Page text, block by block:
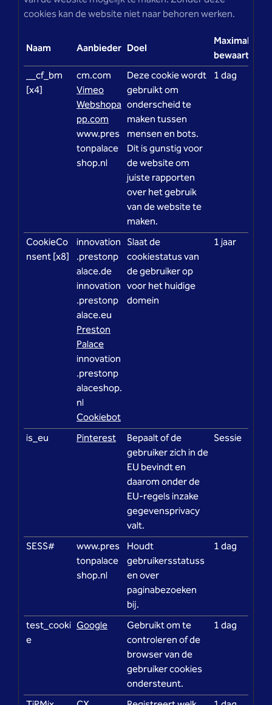
cookies kan de website niet naar behoren werken.
Naam Aanbieder Doel
Maximale
__cf_bm
[x4]
cm.com
Vimeo
Webshopa
pp.com
www.pres
tonpalace
shop.nl
Deze cookie wordt
gebruikt om
onderscheid te
maken tussen
mensen en bots.
Dit is gunstig voor
de website om
juiste rapporten
over het gebruik
van de website te
maken.
1 dag
CookieCo
nsent [x8]
innovation
.prestonp
alace.de
innovation
.prestonp
alace.eu
Preston
Palace
innovation
.prestonp
alaceshop.
nl
Cookiebot
Slaat de
cookiestatus van
de gebruiker op
voor het huidige
domein
1 jaar
is_eu Pinterest
Bepaalt of de
gebruiker zich in de
EU bevindt en
daarom onder de
EU-regels inzake
gegevensprivacy
valt.
Sessie
SESS#
www.pres
tonpalace
shop.nl
Houdt
gebruikersstatuss
en over
paginabezoeken
bij.
1 dag
test_cooki
e
Google
Gebruikt om te
controleren of de
browser van de
gebruiker cookies
ondersteunt.
1 dag